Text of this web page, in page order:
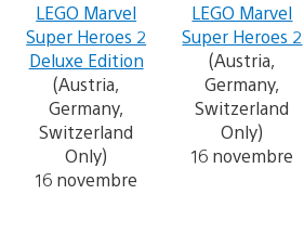
LEGO Marvel
Super Heroes 2
Deluxe Edition
(Austria,
Germany,
Switzerland
Only)
16 novembre
LEGO Marvel
Super Heroes 2
(Austria,
Germany,
Switzerland
Only)
16 novembre